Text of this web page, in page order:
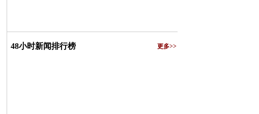
48小时新闻排行榜 更多>>